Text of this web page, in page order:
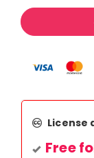
License
Free